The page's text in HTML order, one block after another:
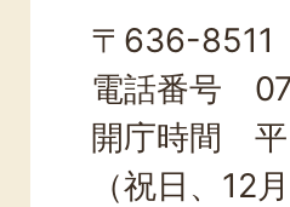
TOWN
〒636-8511
電話番号
開庁時間 平
（祝日、12